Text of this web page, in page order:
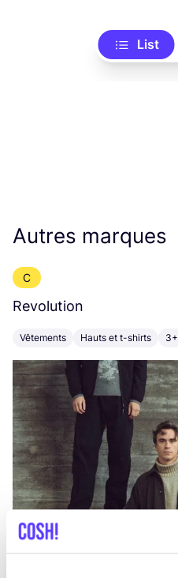
List
Autres marques
C
Revolution
Vêtements Hauts et t-shirts 3+